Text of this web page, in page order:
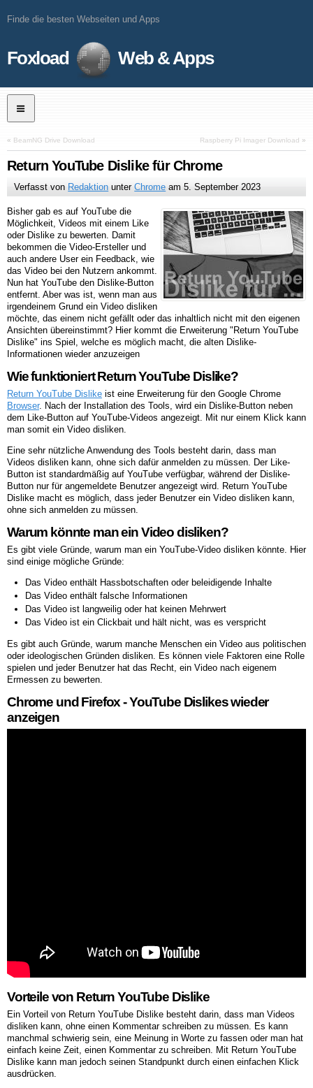
Finde die besten Webseiten und Apps
Foxload Web & Apps
« BeamNG Drive Download Raspberry Pi Imager Download »
Return YouTube Dislike für Chrome
Verfasst von Redaktion unterChrome am5. September 2023
Bisher gab es auf YouTube die
Möglichkeit, Videos mit einem Like
oder Dislike zu bewerten. Damit
bekommen die Video-Ersteller und
auch andere User ein Feedback, wie
das Video bei den Nutzern ankommt.
Nun hat YouTube den Dislike-Button
entfernt. Aber was ist, wenn man aus
irgendeinem Grund ein Video disliken
möchte, das einem nicht gefällt oder das inhaltlich nicht mit den eigenen
Ansichten übereinstimmt? Hier kommt die Erweiterung "Return YouTube
Dislike" ins Spiel, welche es möglich macht, die alten Dislike-
Informationen wieder anzuzeigen
Wie funktioniert Return YouTube Dislike?
Return YouTube Dislike ist eine Erweiterung für den Google Chrome
Browser. Nach der Installation des Tools, wird ein Dislike-Button neben
dem Like-Button auf YouTube-Videos angezeigt. Mit nur einem Klick kann
man somit ein Video disliken.
Eine sehr nützliche Anwendung des Tools besteht darin, dass man
Videos disliken kann, ohne sich dafür anmelden zu müssen. Der Like-
Button ist standardmäßig auf YouTube verfügbar, während der Dislike-
Button nur für angemeldete Benutzer angezeigt wird. Return YouTube
Dislike macht es möglich, dass jeder Benutzer ein Video disliken kann,
ohne sich anmelden zu müssen.
Warum könnte man ein Video disliken?
Es gibt viele Gründe, warum man ein YouTube-Video disliken könnte. Hier
sind einige mögliche Gründe:
Das Video enthält Hassbotschaften oder beleidigende Inhalte
Das Video enthält falsche Informationen
Das Video ist langweilig oder hat keinen Mehrwert
Das Video ist ein Clickbait und hält nicht, was es verspricht
Es gibt auch Gründe, warum manche Menschen ein Video aus politischen
oder ideologischen Gründen disliken. Es können viele Faktoren eine Rolle
spielen und jeder Benutzer hat das Recht, ein Video nach eigenem
Ermessen zu bewerten.
Chrome und Firefox - YouTube Dislikes wieder
anzeigen
Vorteile von Return YouTube Dislike
Ein Vorteil von Return YouTube Dislike besteht darin, dass man Videos
disliken kann, ohne einen Kommentar schreiben zu müssen. Es kann
manchmal schwierig sein, eine Meinung in Worte zu fassen oder man hat
einfach keine Zeit, einen Kommentar zu schreiben. Mit Return YouTube
Dislike kann man jedoch seinen Standpunkt durch einen einfachen Klick
ausdrücken.